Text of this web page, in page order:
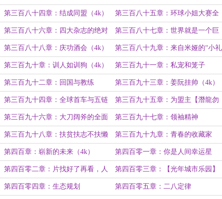
断金~（4k） 首次会晤（4k）
第三百八十四章：结成同盟（4k） 第三百八十五章：环球小姐大赛全
球总决赛（4k）
第三百八十六章：四大杂志的绝对
权威（4k）
第三百八十七章：世界就是一个巨
大的草台班子（4k）
第三百八十八章：庆功酒会（4k） 第三百八十九章：来自米娅的“小礼
物”（4k）
第三百九十章：训人如训狗（4k） 第三百九十一章：私宠和笼子
（4k）
第三百九十二章：回国与教练
（4k）
第三百九十三章：姜阮挂帅（4k）
第三百九十四章：全球首车与五链
融合（4k）
第三百九十五章：为盟主【潛龍勿
用3】加更！
第三百九十六章：大刀阔斧的全面
改革（4k）
第三百九十七章：领袖精神
第三百九十八章：扶贫扶志不扶懒
（4k）
第三百九十九章：青春的收藏家
（4k）
第四百章：崭新的未来（4k） 第四百零一章：你是人间幸运星
第四百零二章：片找好了再看，人
看准了再爱
第四百零三章：【光年城市乐园】
第四百零四章：生态规划 第四百零五章：二八定律